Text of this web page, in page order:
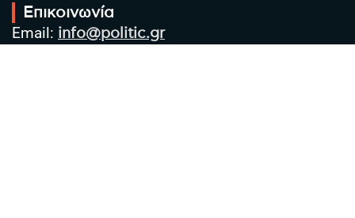
Επικοινωνία
Email: info@politic.gr